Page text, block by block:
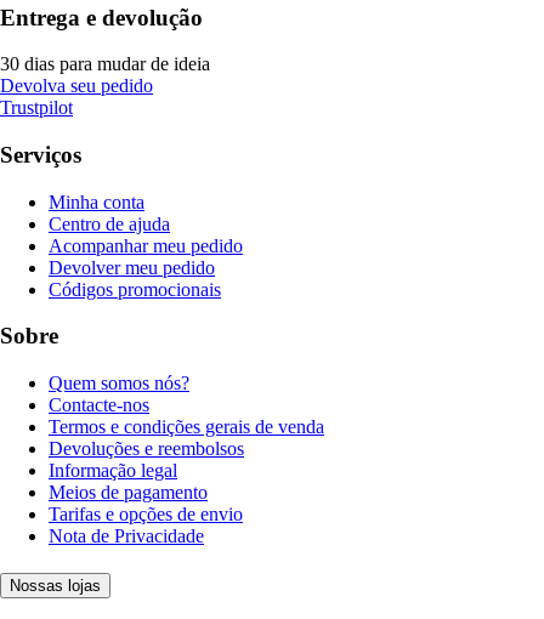
Entrega e devolução
30 dias para mudar de ideia
Devolva seu pedido
Trustpilot
Serviços
Minha conta
Centro de ajuda
Acompanhar meu pedido
Devolver meu pedido
Códigos promocionais
Sobre
Quem somos nós?
Contacte-nos
Termos e condições gerais de venda
Devoluções e reembolsos
Informação legal
Meios de pagamento
Tarifas e opções de envio
Nota de Privacidade
Nossas lojas